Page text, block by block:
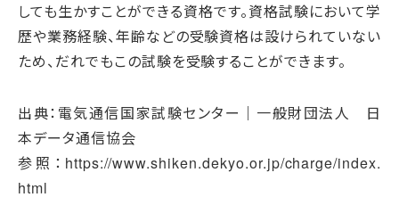
しても生かすことができる資格です。資格試験において学
歴や業務経験、年齢などの受験資格は設けられていない
ため、だれでもこの試験を受験することができます。
出典：電気通信国家試験センター｜一般財団法人 日
本データ通信協会
参照：https://www.shiken.dekyo.or.jp/charge/index.
html